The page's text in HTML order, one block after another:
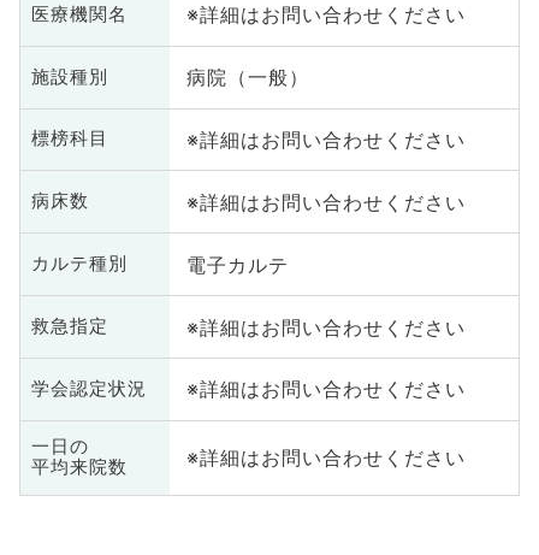
医療機関名 ※詳細はお問い合わせください
施設種別 病院（一般）
標榜科目 ※詳細はお問い合わせください
病床数 ※詳細はお問い合わせください
カルテ種別 電子カルテ
救急指定 ※詳細はお問い合わせください
学会認定状況 ※詳細はお問い合わせください
一日の
平均来院数
※詳細はお問い合わせください